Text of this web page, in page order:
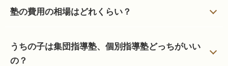
塾の費用の相場はどれくらい？
うちの子は集団指導塾、個別指導塾どっちがいい
の？